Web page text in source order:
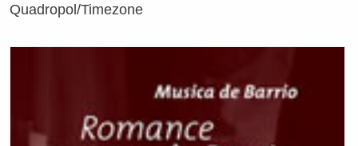
Quadropol/Timezone